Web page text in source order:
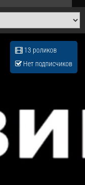
13 роликов
Нет подписчиков